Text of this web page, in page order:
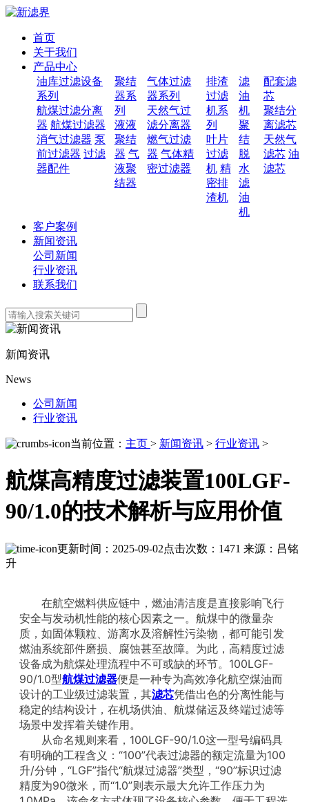
首页
关于我们
产品中心
油库过滤设备
系列
航煤过滤分离
器 航煤过滤器
消气过滤器 泵
前过滤器 过滤
器配件
聚结
器系
列
液液
聚结
器 气
液聚
结器
气体过滤
器系列
天然气过
滤分离器
燃气过滤
器 气体精
密过滤器
排渣
过滤
机系
列
叶片
过滤
机 精
密排
渣机
滤
油
机
聚
结
脱
水
滤
油
机
配套滤
芯
聚结分
离滤芯
天然气
滤芯 油
滤芯
客户案例
新闻资讯
公司新闻
行业资讯
联系我们
新闻资讯
News
公司新闻
行业资讯
当前位置： 主页 > 新闻资讯 > 行业资讯 >
航煤高精度过滤装置100LGF-
90/1.0的技术解析与应用价值
更新时间：2025-09-02点击次数：1471 来源：吕铭
升
在航空燃料供应链中，燃油清洁度是直接影响飞行
安全与发动机性能的核心因素之一。航煤中的微量杂
质，如固体颗粒、游离水及溶解性污染物，都可能引发
燃油系统部件磨损、腐蚀甚至故障。为此，高精度过滤
设备成为航煤处理流程中不可或缺的环节。100LGF-
90/1.0型航煤过滤器便是一种专为高效净化航空煤油而
设计的工业级过滤装置，其滤芯凭借出色的分离性能与
稳定的结构设计，在机场供油、航煤储运及终端过滤等
场景中发挥着关键作用。
从命名规则来看，100LGF-90/1.0这一型号编码具
有明确的工程含义：“100”代表过滤器的额定流量为100
升/分钟，“LGF”指代“航煤过滤器”类型，“90”标识过滤
精度为90微米，而“1.0”则表示最大允许工作压力为